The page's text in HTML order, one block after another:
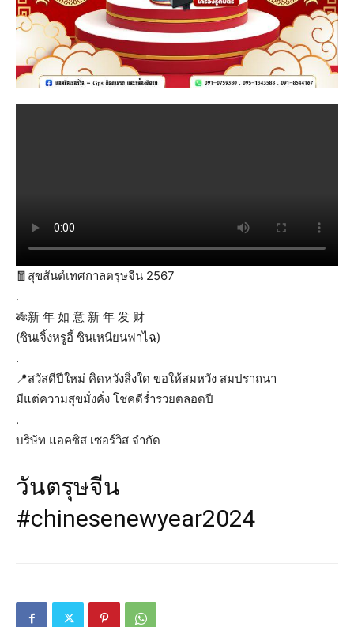
🧧สุขสันต์เทศกาลตรุษจีน 2567
.
🎋新 年 如 意 新 年 发 财
(ซินเจิ้งหรูอี้ ซินเหนียนฟาไฉ)
.
📍สวัสดีปีใหม่ คิดหวังสิ่งใด ขอให้สมหวัง สมปราถนา
มีแต่ความสุขมั่งคั่ง โชคดีร่ำรวยตลอดปี
.
บริษัท แอคซิส เซอร์วิส จำกัด
วันตรุษจีน
#chinesenewyear2024